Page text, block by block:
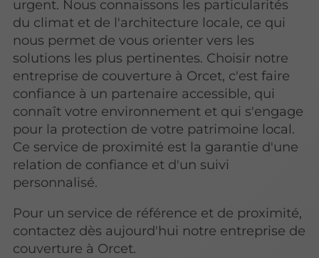
urgent. Nous connaissons les particularités
du climat et de l'architecture locale, ce qui
nous permet de vous orienter vers les
solutions les plus pertinentes. Choisir notre
entreprise de couverture à Orcet, c'est faire
confiance à un partenaire accessible, qui
connaît votre environnement et qui s'engage
pour la protection de votre patrimoine local.
Ce service de proximité est la garantie d'une
relation de confiance et d'un suivi
personnalisé.
Pour un service de référence et de proximité,
contactez dès aujourd'hui notre entreprise de
couverture à Orcet.